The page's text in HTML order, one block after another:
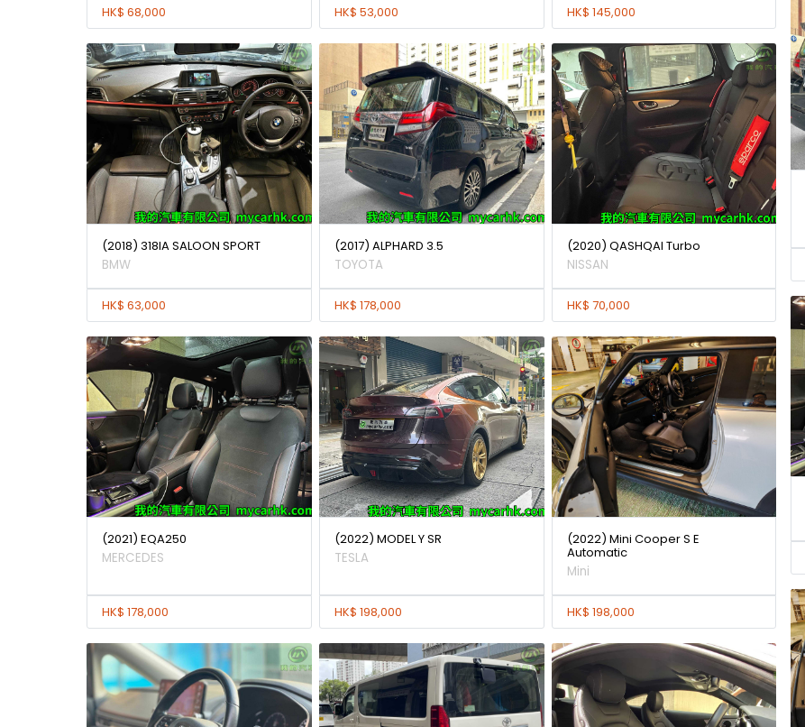
HK$ 68,000 HK$ 53,000 HK$ 145,000
(2018) 318IA SALOON SPORT
BMW
HK$ 63,000
(2017) ALPHARD 3.5
TOYOTA
HK$ 178,000
(2020) QASHQAI Turbo
NISSAN
HK$ 70,000
(2021) EQA250
MERCEDES
HK$ 178,000
(2022) MODEL Y SR
TESLA
HK$ 198,000
(2022) Mini Cooper S E
Automatic
Mini
HK$ 198,000